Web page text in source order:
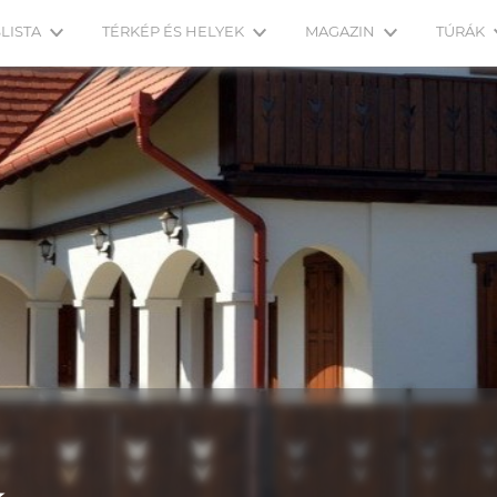
TÉRKÉP ÉS HELYEK MAGAZIN TÚRÁK